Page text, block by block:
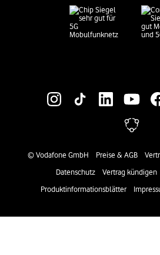
©Vodafone GmbH Preise & AGB
Datenschutz
Vertrag kündigen
Produktinformationsblätter